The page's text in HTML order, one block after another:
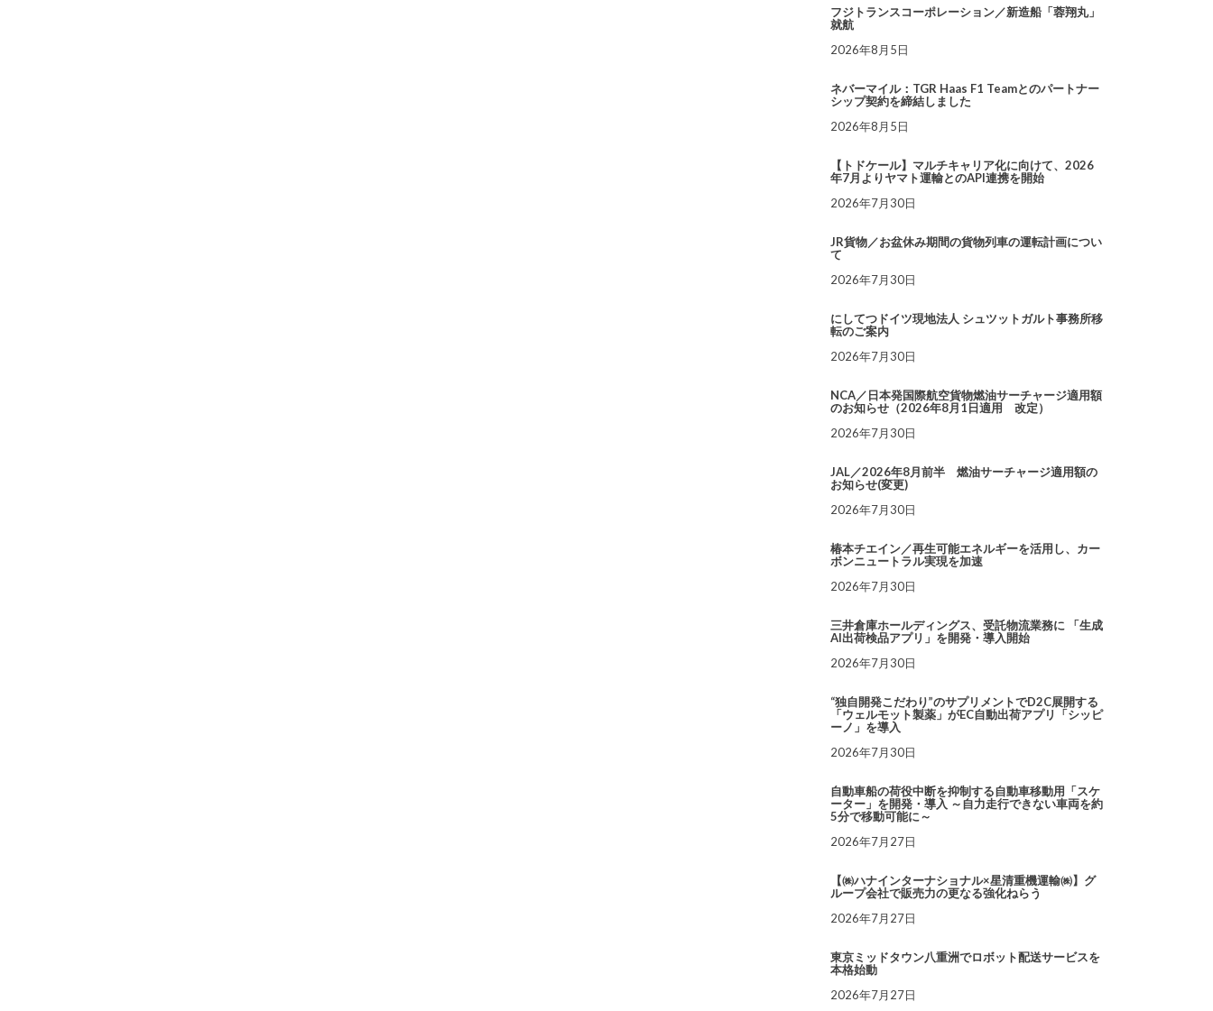
フジトランスコーポレーション／新造船「蓉翔丸」
就航
2026年8月5日
ネバーマイル：TGR Haas F1 Teamとのパートナー
シップ契約を締結しました
2026年8月5日
【トドケール】マルチキャリア化に向けて、2026
年7月よりヤマト運輸とのAPI連携を開始
2026年7月30日
JR貨物／お盆休み期間の貨物列車の運転計画につい
て
2026年7月30日
にしてつドイツ現地法人 シュツットガルト事務所移
転のご案内
2026年7月30日
NCA／日本発国際航空貨物燃油サーチャージ適用額
のお知らせ（2026年8月1日適用 改定）
2026年7月30日
JAL／2026年8月前半 燃油サーチャージ適用額の
お知らせ(変更)
2026年7月30日
椿本チエイン／再生可能エネルギーを活用し、カー
ボンニュートラル実現を加速
2026年7月30日
三井倉庫ホールディングス、受託物流業務に 「生成
AI出荷検品アプリ」を開発・導入開始
2026年7月30日
“独自開発こだわり”のサプリメントでD2C展開する
「ウェルモット製薬」がEC自動出荷アプリ「シッピ
ーノ」を導入
2026年7月30日
自動車船の荷役中断を抑制する自動車移動用「スケ
ーター」を開発・導入 ～自力走行できない車両を約
5分で移動可能に～
2026年7月27日
【㈱ハナインターナショナル×星清重機運輸㈱】グ
ループ会社で販売力の更なる強化ねらう
2026年7月27日
東京ミッドタウン八重洲でロボット配送サービスを
本格始動
2026年7月27日